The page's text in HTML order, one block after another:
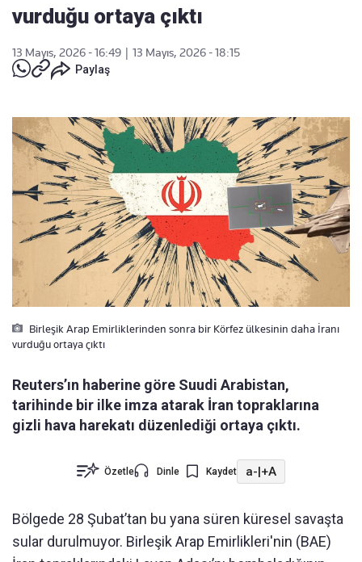
vurduğu ortaya çıktı
13 Mayıs, 2026 - 16:49
13 Mayıs, 2026 - 18:15
Paylaş
Birleşik Arap Emirliklerinden sonra bir Körfez ülkesinin daha İranı
vurduğu ortaya çıktı
Reuters’ın haberine göre Suudi Arabistan,
tarihinde bir ilke imza atarak İran topraklarına
gizli hava harekatı düzenlediği ortaya çıktı.
Özetle Dinle Kaydet a-|+A
Bölgede 28 Şubat’tan bu yana süren küresel savaşta
sular durulmuyor. Birleşik Arap Emirlikleri'nin (BAE)